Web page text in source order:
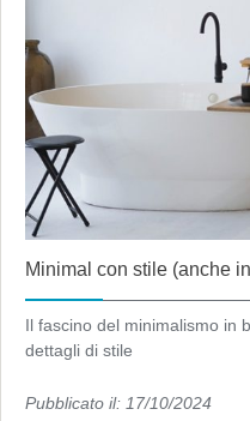
Minimal con stile (anche
Il fascino del minimalismo in
dettagli di stile
Pubblicato il: 17/10/2024